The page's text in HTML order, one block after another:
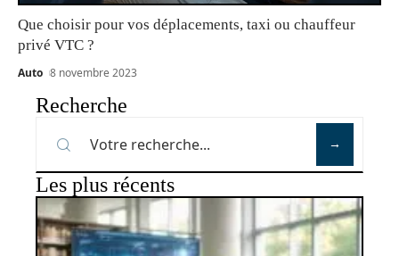
Que choisir pour vos déplacements, taxi ou chauffeur
privé VTC ?
Auto 8 novembre 2023
Recherche
Les plus récents